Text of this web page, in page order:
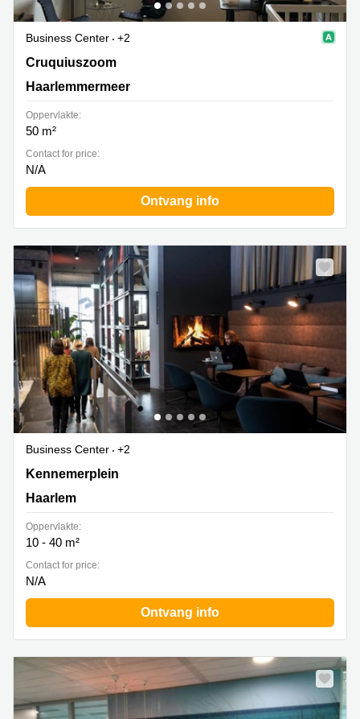
Business Center
+2
Cruquiuszoom 56, Haarlemmermeer
Cruquiuszoom
Haarlemmermeer
Oppervlakte:
50 m²
Contact for price:
N/A
Ontvang info
Business Center
+2
Kennemerplein 6, Haarlem
Kennemerplein
Haarlem
Oppervlakte:
10 - 40 m²
Contact for price:
N/A
Ontvang info